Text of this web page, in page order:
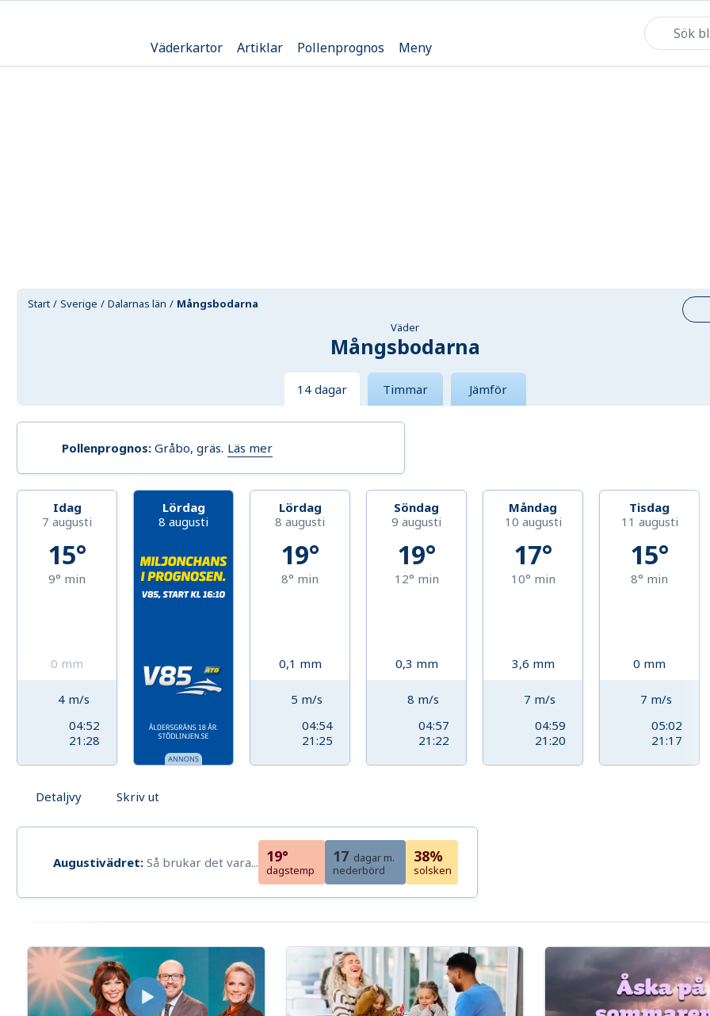
Väderkartor Artiklar Pollenprognos Meny
Start Sverige Dalarnas län
Mångsbodarna
Väder
Mångsbodarna
14 dagar Timmar Jämför
Pollenprognos: Gråbo, gräs. Läs mer
Idag
7 augusti
15°
9° min
0 mm
4 m/s
04:52
21:28
Lördag
8 augusti
Lördag
8 augusti
19°
8° min
0,1 mm
5 m/s
04:54
21:25
Söndag
9 augusti
19°
12° min
0,3 mm
8 m/s
04:57
21:22
Måndag
10 augusti
17°
10° min
3,6 mm
7 m/s
04:59
21:20
Tisdag
11 augusti
15°
8° min
0 mm
7 m/s
05:02
21:17
Detaljvy Skriv ut
Augustivädret: Så brukar det vara... 19°
dagstemp
17 dagar m.
nederbörd
38%
solsken